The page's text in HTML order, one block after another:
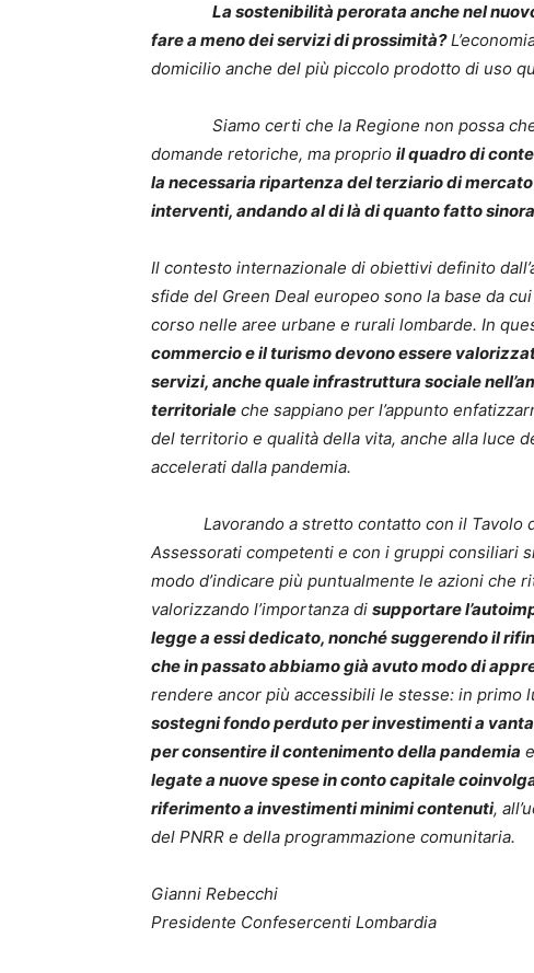
La sostenibilità perorata anche nel
fare a meno dei servizi di prossimità?
domicilio anche del più piccolo prodotto di uso
Siamo certi che la Regione non possa che
domande retoriche, ma proprio il quadro di
la necessaria ripartenza del terziario di
interventi, andando al di là di quanto fatto sinora
Il contesto internazionale di obiettivi definito
sfide del Green Deal europeo sono la base da
corso nelle aree urbane e rurali lombarde. In
commercio e il turismo devono essere
servizi, anche quale infrastruttura sociale
territoriale che sappiano per l’appunto
del territorio e qualità della vita, anche alla luce
accelerati dalla pandemia.
Lavorando a stretto contatto con il Tavolo
Assessorati competenti e con i gruppi consiliari
modo d’indicare più puntualmente le azioni che
valorizzando l’importanza di supportare
legge a essi dedicato, nonché suggerendo il
che in passato abbiamo già avuto modo di
rendere ancor più accessibili le stesse: in primo
sostegni fondo perduto per investimenti a
per consentire il contenimento della pandemia
legate a nuove spese in conto capitale
riferimento a investimenti minimi contenuti,
del PNRR e della programmazione comunitaria.
Gianni Rebecchi
Presidente Confesercenti Lombardia